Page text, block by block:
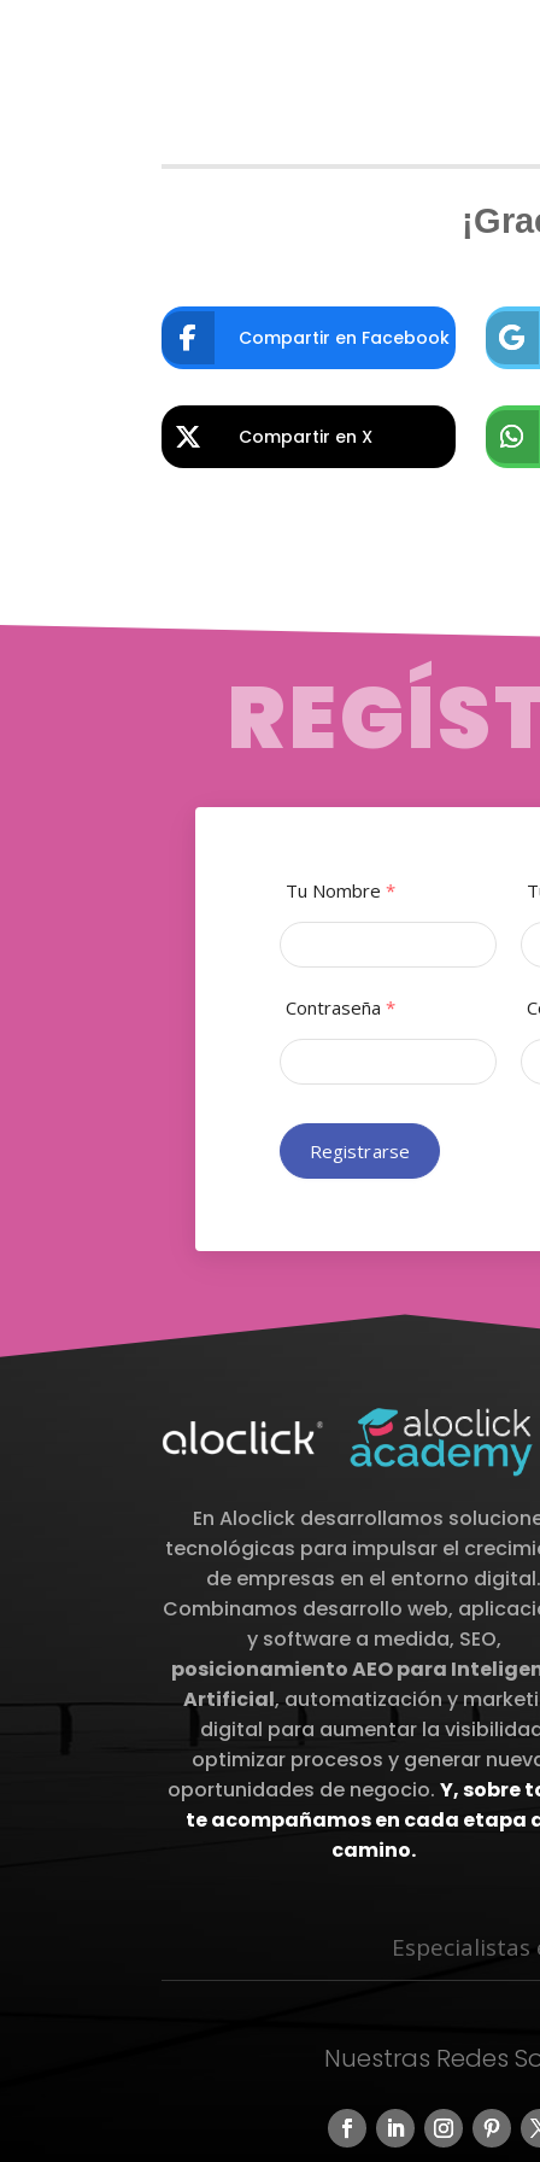
Compartir en Facebook
Compartir en X
Tu Nombre *
Contraseña *
Registrarse
En Aloclick desarrollamos
tecnológicas para impulsar el
de empresas en el entorno
Combinamos desarrollo web,
y software a medida, SEO,
posicionamiento AEO para
Artificial, automatización y
digital para aumentar la
optimizar procesos y generar
oportunidades de negocio. Y, sobre
te acompañamos en cada etapa
camino.
Nuestras Redes